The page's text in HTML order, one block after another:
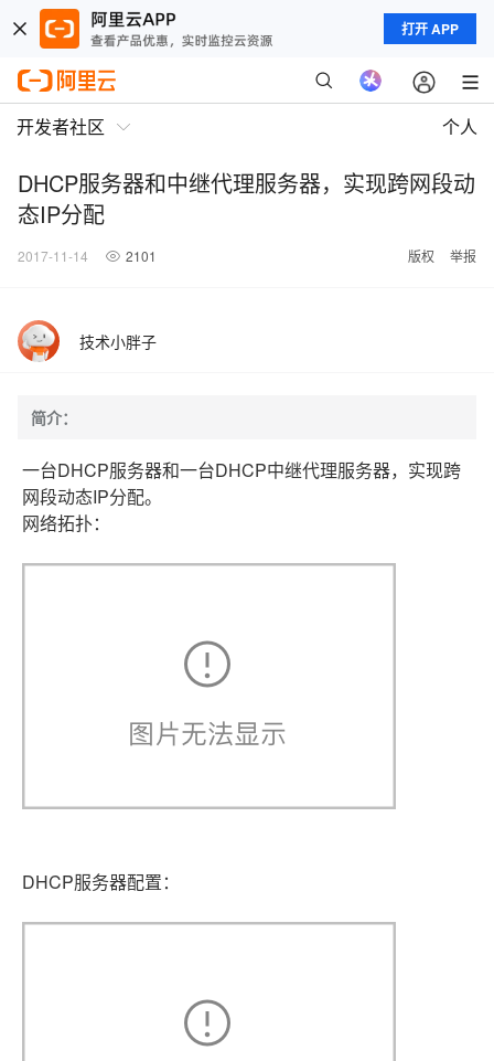
打开 APP
开发者社区 个人
DHCP服务器和中继代理服务器，实现跨网段动
态IP分配
2017-11-14 2101 版权 举报
技术小胖子
简介：
一台DHCP服务器和一台DHCP中继代理服务器，实现跨
网段动态IP分配。
网络拓扑：
DHCP服务器配置：